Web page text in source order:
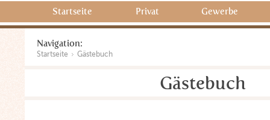
Startseite Privat Gewerbe
Navigation:
Startseite Gästebuch
Gästebuch